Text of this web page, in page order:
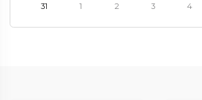
31 1 2 3 4